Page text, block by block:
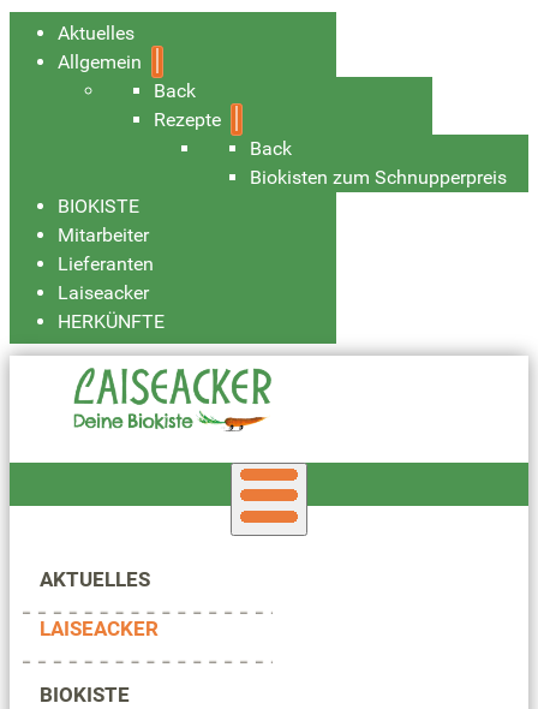
Aktuelles
Allgemein
Back
Rezepte
Back
Biokisten zum Schnupperpreis
BIOKISTE
Mitarbeiter
Lieferanten
Laiseacker
HERKÜNFTE
AKTUELLES
LAISEACKER
BIOKISTE